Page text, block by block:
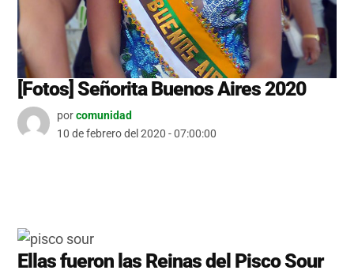
[Fotos] Señorita Buenos Aires 2020
porcomunidad
10 de febrero del 2020 - 07:00:00
Ellas fueron las Reinas del Pisco Sour